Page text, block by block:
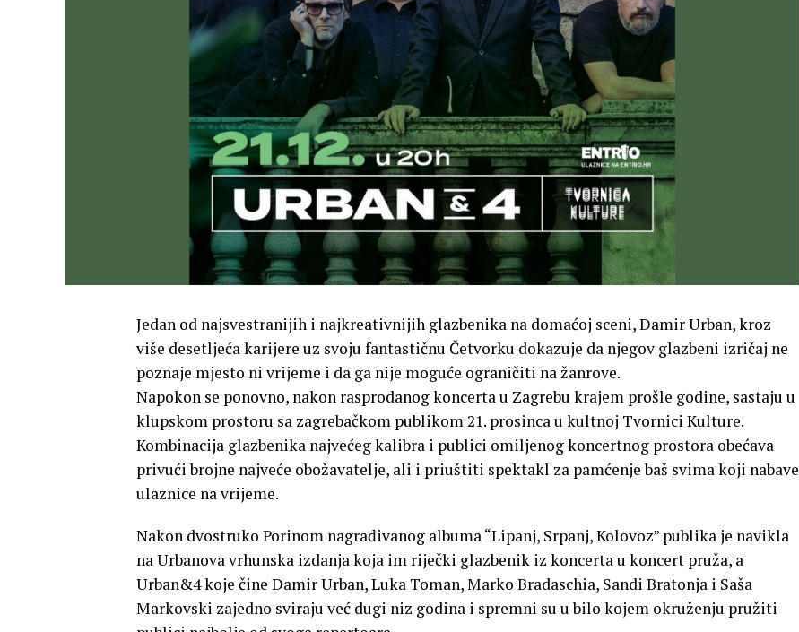
Jedan od najsvestranijih i najkreativnijih glazbenika na domaćoj sceni, Damir Urban, kroz
više desetljeća karijere uz svoju fantastičnu Četvorku dokazuje da njegov glazbeni izričaj ne
poznaje mjesto ni vrijeme i da ga nije moguće ograničiti na žanrove.
Napokon se ponovno, nakon rasprodanog koncerta u Zagrebu krajem prošle godine, sastaju u
klupskom prostoru sa zagrebačkom publikom 21. prosinca u kultnoj Tvornici Kulture.
Kombinacija glazbenika najvećeg kalibra i publici omiljenog koncertnog prostora obećava
privući brojne najveće obožavatelje, ali i priuštiti spektakl za pamćenje baš svima koji nabave
ulaznice na vrijeme.
Nakon dvostruko Porinom nagrađivanog albuma “Lipanj, Srpanj, Kolovoz” publika je navikla
na Urbanova vrhunska izdanja koja im riječki glazbenik iz koncerta u koncert pruža, a
Urban&4 koje čine Damir Urban, Luka Toman, Marko Bradaschia, Sandi Bratonja i Saša
Markovski zajedno sviraju već dugi niz godina i spremni su u bilo kojem okruženju pružiti